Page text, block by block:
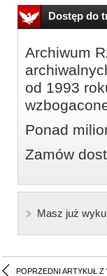
Dostęp do
Archiwum
od 1993
Ponad
Zamów
Masz już
POPRZEDNI ARTYKUŁ Z